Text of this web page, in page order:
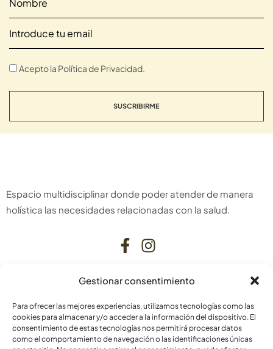
Gestionar consentimiento
Para ofrecer las mejores experiencias, utilizamos tecnologías como las
cookies para almacenar y/o acceder a la información del dispositivo. El
consentimiento de estas tecnologías nos permitirá procesar datos
como el comportamiento de navegación o las identificaciones únicas
Acepto la Política de Privacidad.
SUSCRIBIRME
Espacio multidisciplinar donde poder atender de manera
holística las necesidades relacionadas con la salud.
C. Bardenas Reales, 11, bajo
31006 Pamplona